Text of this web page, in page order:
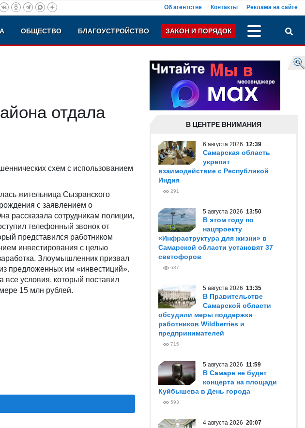
Об агентстве Контакты Реклама на сайте
ОБЩЕСТВО БЛАГОУСТРОЙСТВО ЗАКОН И ПОРЯДОК
отдала
схем с использованием
жительница Сызранского
с заявлением о
рассказала сотрудникам полиции,
телефонный звонок от
представился работником
инвестирования с целью
Злоумышленник призвал
предложенных им «инвестиций».
условия, который поставил
15 млн рублей.
В ЦЕНТРЕ ВНИМАНИЯ
6 августа 2026 12:39
Самарская область
укрепит
взаимодействие с Республикой
Индия
291
5 августа 2026 13:50
В этом году по
нацпроекту
«Инфраструктура для жизни» в
Самарской области установят 37
светофоров
637
5 августа 2026 13:35
В Правительстве
Самарской области
обсудили меры поддержки
работников Wildberries и
предпринимателей
715
5 августа 2026 11:59
В Самаре не будет
концерта на площади
Куйбышева в День города
593
4 августа 2026 20:07